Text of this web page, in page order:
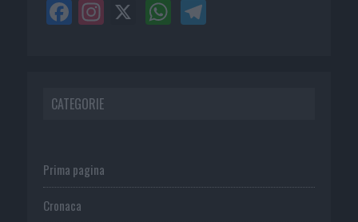
CATEGORIE
Prima pagina
Cronaca